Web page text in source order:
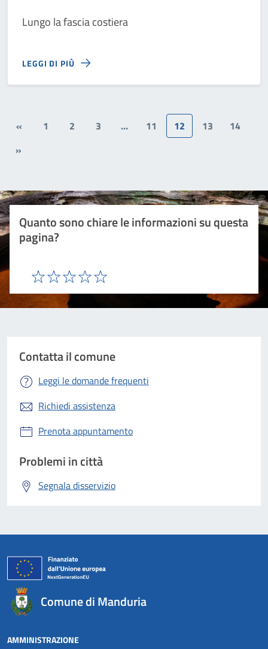
Lungo la fascia costiera
LEGGI DI PIÙ
« 1 2 3 … 11 12 13
14
»
Quanto sono chiare le informazioni su questa
pagina?
Valuta 5 stelle su 5
Valuta 4 stelle su 5
Valuta 3 stelle su 5
Valuta 2 stelle su 5
Valuta 1 stelle su 5
Contatta il comune
Leggi le domande frequenti
Richiedi assistenza
Prenota appuntamento
Problemi in città
Segnala disservizio
Comune di Manduria
AMMINISTRAZIONE